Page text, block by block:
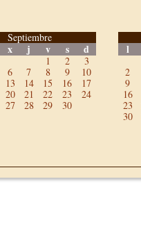
Septiembre
x j v s d
1 2
3
6 7 8 9
10
13 14 15 16
17
20 21 22 23
24
27 28 29 30
l
2
9
16
23
30